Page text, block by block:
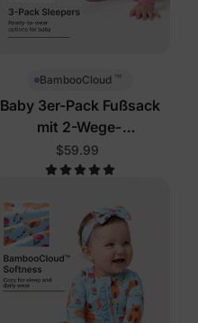
BambooCloud ™
Baby 3er-Pack Fußsack
mit 2-Wege-
Reißverschluss
$59.99